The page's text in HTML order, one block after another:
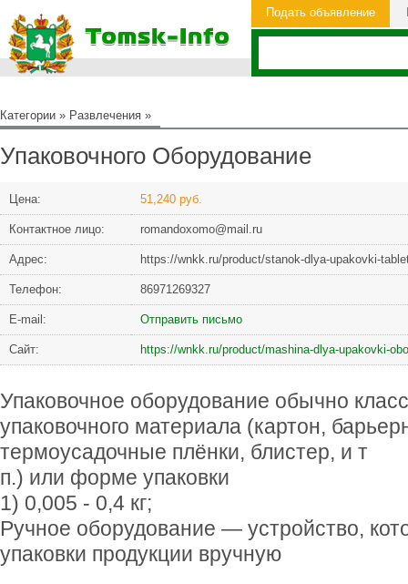
Подать объявление
Категории » Развлечения »
Упаковочного Оборудование
Цена: 51,240 руб.
Контактное лицо: romandoxomo@mail.ru
Адрес: https://wnkk.ru/product/stanok-dlya-upakovki-
Телефон: 86971269327
Е-mail: Отправить письмо
Сайт: https://wnkk.ru/product/mashina-dlya-upakovki-
Упаковочное оборудование обычно
упаковочного материала (картон,
термоусадочные плёнки, блистер, и т
п.) или форме упаковки
1) 0,005 - 0,4 кг;
Ручное оборудование — устройство,
упаковки продукции вручную